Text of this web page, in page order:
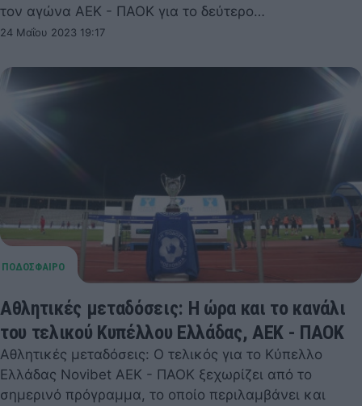
τον αγώνα ΑΕΚ - ΠΑΟΚ για το δεύτερο…
24 Μαΐου 2023 19:17
Αθλητικές μεταδόσεις: Η ώρα και το κανάλι
του τελικού Κυπέλλου Ελλάδας, ΑΕΚ - ΠΑΟΚ
Αθλητικές μεταδόσεις: Ο τελικός για το Κύπελλο
Ελλάδας Novibet ΑΕΚ - ΠΑΟΚ ξεχωρίζει από το
σημερινό πρόγραμμα, το οποίο περιλαμβάνει και